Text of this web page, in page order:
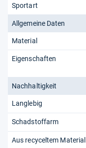
Sportart
Allgemeine Daten
Material
Eigenschaften
Nachhaltigkeit
Langlebig
Schadstoffarm
Aus recyceltem Material